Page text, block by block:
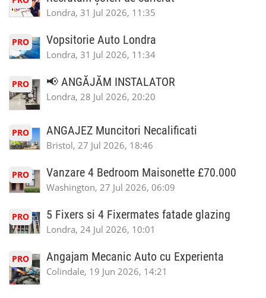
Londra, 31 Jul 2026, 11:35
PRO Vopsitorie Auto Londra
Londra, 31 Jul 2026, 11:34
PRO 📢 ANGĂJĂM INSTALATOR
Londra, 28 Jul 2026, 20:20
PRO ANGAJEZ Muncitori Necalificati
Bristol, 27 Jul 2026, 18:46
PRO Vanzare 4 Bedroom Maisonette £70.000
Washington, 27 Jul 2026, 06:09
PRO 5 Fixers si 4 Fixermates fatade glazing
Londra, 24 Jul 2026, 10:01
PRO Angajam Mecanic Auto cu Experienta
Colindale, 19 Jun 2026, 14:21